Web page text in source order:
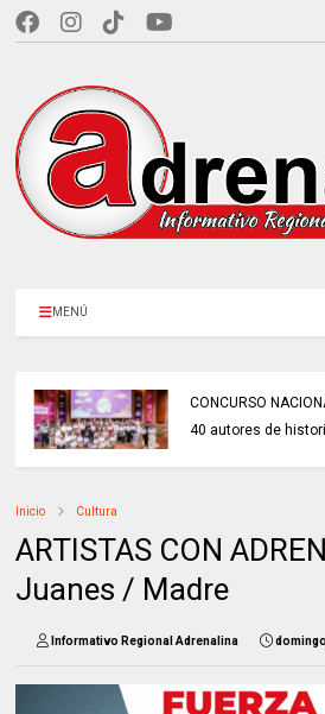
MENÚ
CONCURSO
40 autores de
Inicio Cultura
ARTISTAS CON
Juanes / Madre
Informativo Regional Adrenalina